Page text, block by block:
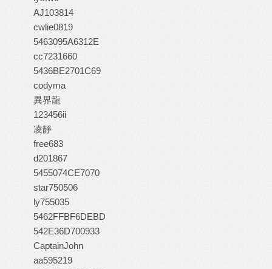
AJ103814
cwlie0819
5463095A6312E
cc7231660
5436BE2701C69
codyma
異界龍
123456ii
凌靜
free683
d201867
5455074CE7070
star750506
ly755035
5462FFBF6DEBD
542E36D700933
CaptainJohn
aa595219